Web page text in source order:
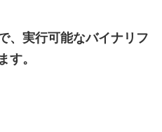
、実行可能なバイナリフ
す。